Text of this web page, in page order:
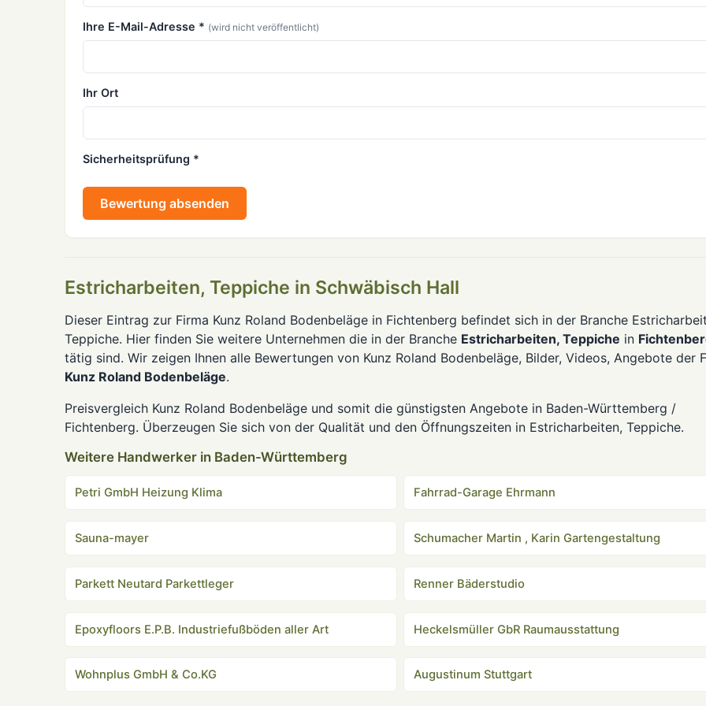
Ihre E-Mail-Adresse * (wird nicht veröffentlicht)
Ihr Ort
Sicherheitsprüfung *
Bewertung absenden
Estricharbeiten, Teppiche in Schwäbisch Hall
Dieser Eintrag zur Firma Kunz Roland Bodenbeläge in Fichtenberg befindet sich in der Branche
Teppiche. Hier finden Sie weitere Unternehmen die in der Branche Estricharbeiten, Teppiche in
tätig sind. Wir zeigen Ihnen alle Bewertungen von Kunz Roland Bodenbeläge, Bilder, Videos, Angebote der
Kunz Roland Bodenbeläge.
Preisvergleich Kunz Roland Bodenbeläge und somit die günstigsten Angebote in Baden-Württemberg /
Fichtenberg. Überzeugen Sie sich von der Qualität und den Öffnungszeiten in Estricharbeiten, Teppiche.
Weitere Handwerker in Baden-Württemberg
Petri GmbH Heizung Klima Fahrrad-Garage Ehrmann
Sauna-mayer Schumacher Martin , Karin Gartengestaltung
Parkett Neutard Parkettleger Renner Bäderstudio
Epoxyfloors E.P.B. Industriefußböden aller Art Heckelsmüller GbR Raumausstattung
Wohnplus GmbH & Co.KG Augustinum Stuttgart